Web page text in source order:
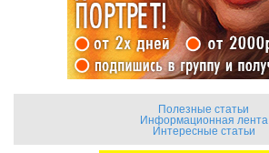
Полезные статьи
Информационная лента
Интересные статьи